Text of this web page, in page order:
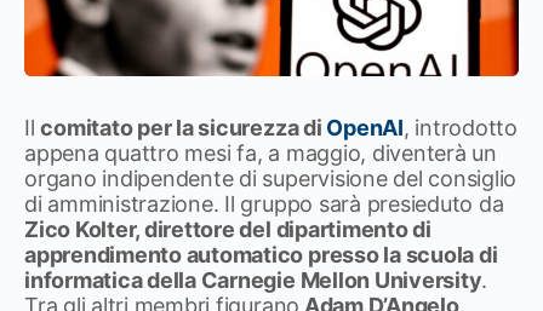
Ilcomitato per la sicurezza di OpenAI, introdotto
appena quattro mesi fa, a maggio, diventerà un
organo indipendente di supervisione del consiglio
di amministrazione. Il gruppo sarà presieduto da
Zico Kolter, direttore del dipartimento di
apprendimento automatico presso la scuola di
informatica della Carnegie Mellon University.
Tra gli altri membri figurano Adam D’Angelo,